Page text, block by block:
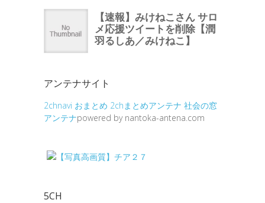
アンテナサイト
2chnavi おまとめ 2chまとめアンテナ 社会の窓
アンテナpowered by nantoka-antena.com
5CH